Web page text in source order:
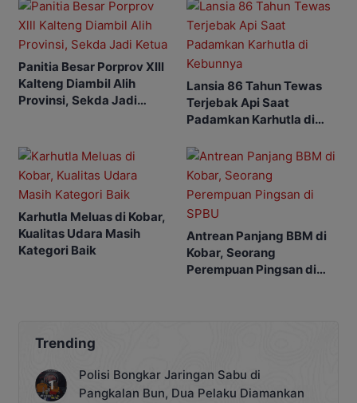
Panitia Besar Porprov Xlll
Kalteng Diambil Alih
Provinsi, Sekda Jadi
Lansia 86 Tahun Tewas
Terjebak Api Saat
Padamkan Karhutla di
Karhutla Meluas di Kobar,
Kualitas Udara Masih
Kategori Baik
Antrean Panjang BBM di
Kobar, Seorang
Perempuan Pingsan di
Trending
Polisi Bongkar Jaringan Sabu di
Pangkalan Bun, Dua Pelaku Diamankan